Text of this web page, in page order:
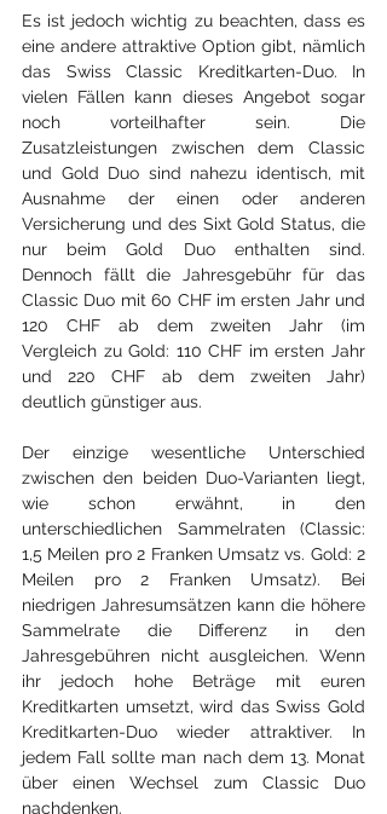
Es ist jedoch wichtig zu beachten, dass es
eine andere attraktive Option gibt, nämlich
das Swiss Classic Kreditkarten-Duo. In
vielen Fällen kann dieses Angebot sogar
noch vorteilhafter sein. Die
Zusatzleistungen zwischen dem Classic
und Gold Duo sind nahezu identisch, mit
Ausnahme der einen oder anderen
Versicherung und des Sixt Gold Status, die
nur beim Gold Duo enthalten sind.
Dennoch fällt die Jahresgebühr für das
Classic Duo mit 60 CHF im ersten Jahr und
120 CHF ab dem zweiten Jahr (im
Vergleich zu Gold: 110 CHF im ersten Jahr
und 220 CHF ab dem zweiten Jahr)
deutlich günstiger aus.
Der einzige wesentliche Unterschied
zwischen den beiden Duo-Varianten liegt,
wie schon erwähnt, in den
unterschiedlichen Sammelraten (Classic:
1,5 Meilen pro 2 Franken Umsatz vs. Gold: 2
Meilen pro 2 Franken Umsatz). Bei
niedrigen Jahresumsätzen kann die höhere
Sammelrate die Differenz in den
Jahresgebühren nicht ausgleichen. Wenn
ihr jedoch hohe Beträge mit euren
Kreditkarten umsetzt, wird das Swiss Gold
Kreditkarten-Duo wieder attraktiver. In
jedem Fall sollte man nach dem 13. Monat
über einen Wechsel zum Classic Duo
nachdenken.